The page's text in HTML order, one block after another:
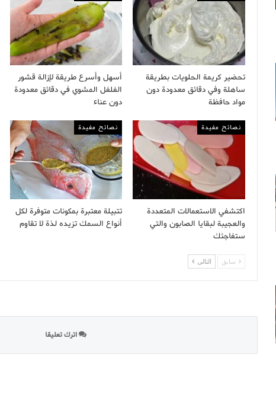
تحضير كريمة الحلويات بطريقة
ساهلة وفي دقائق معدودة دون
مواد حافظة
أسهل وأسرع طريقة لإزالة قشور
الفلفل المشوي في دقائق معدودة
دون عناء
نصائح مفيدة
اكتشفي الاستعمالات المتعددة
والعجيبة لبقايا الصابون والتي
ستفاجئك
نصائح مفيدة
تتبيلة معتبرة بمكونات متوفرة لكل
أنواع السمك تزيده لذة لا تقاوم
سابق التالى
اترك تعليقا